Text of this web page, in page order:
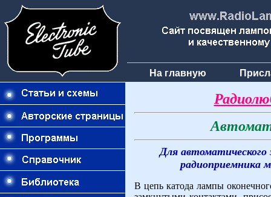
На главную
Для автоматического
радиоприемника
В цепь катода лампы